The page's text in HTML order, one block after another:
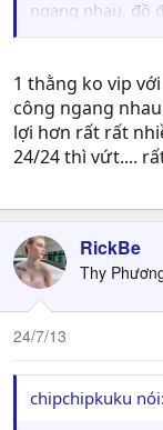
ngang nhau, đồ
free thì tốt nhất
1 thằng ko vip
công ngang
lợi hơn rất rất
24/24 thì vứt....
RickBe
Thy
24/7/13
chipchipkuku nói: